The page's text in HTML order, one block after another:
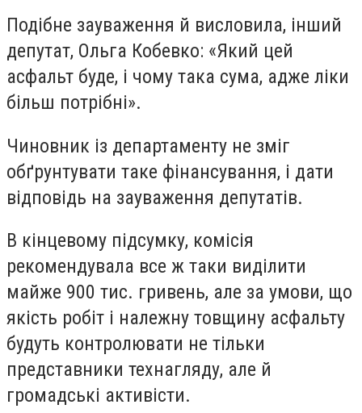
Подібне зауваження й висловила, інший
депутат, Ольга Кобевко: «Який цей
асфальт буде, і чому така сума, адже ліки
більш потрібні».
Чиновник із департаменту не зміг
обґрунтувати таке фінансування, і дати
відповідь на зауваження депутатів.
В кінцевому підсумку, комісія
рекомендувала все ж таки виділити
майже 900 тис. гривень, але за умови, що
якість робіт і належну товщину асфальту
будуть контролювати не тільки
представники технагляду, але й
громадські активісти.